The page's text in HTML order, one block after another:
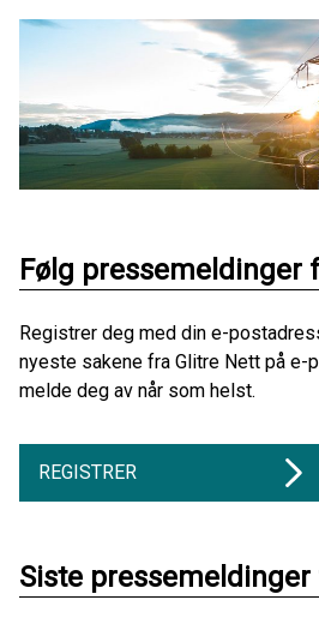
Følg pressemeldinger
Registrer deg med din e-
nyeste sakene fra Glitre Nett på e-
melde deg av når som helst.
REGISTRER
Siste